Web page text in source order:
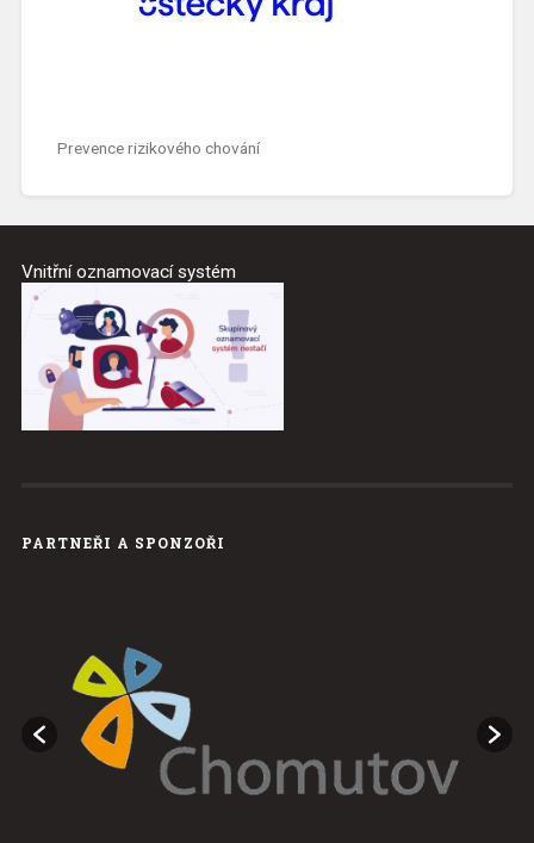
Prevence rizikového chování
Vnitřní oznamovací systém
PARTNEŘI A SPONZOŘI